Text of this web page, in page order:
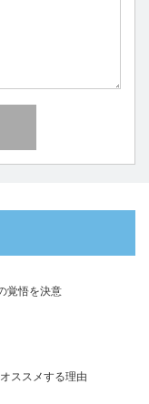
覚悟を決意
ススメする理由